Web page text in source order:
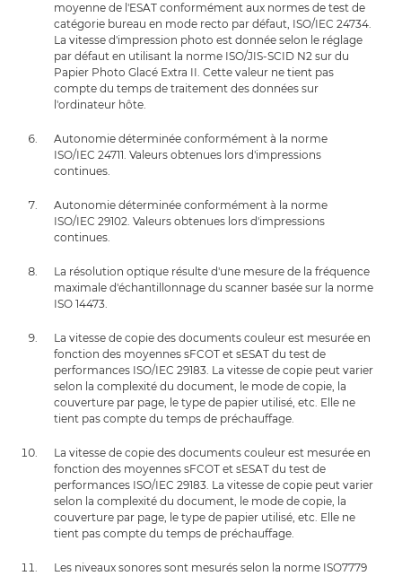
moyenne de l'ESAT conformément aux normes de test de
catégorie bureau en mode recto par défaut, ISO/IEC 24734.
La vitesse d'impression photo est donnée selon le réglage
par défaut en utilisant la norme ISO/JIS-SCID N2 sur du
Papier Photo Glacé Extra II. Cette valeur ne tient pas
compte du temps de traitement des données sur
l'ordinateur hôte.
Autonomie déterminée conformément à la norme
ISO/IEC 24711. Valeurs obtenues lors d'impressions
continues.
Autonomie déterminée conformément à la norme
ISO/IEC 29102. Valeurs obtenues lors d'impressions
continues.
La résolution optique résulte d'une mesure de la fréquence
maximale d'échantillonnage du scanner basée sur la norme
ISO 14473.
La vitesse de copie des documents couleur est mesurée en
fonction des moyennes sFCOT et sESAT du test de
performances ISO/IEC 29183. La vitesse de copie peut varier
selon la complexité du document, le mode de copie, la
couverture par page, le type de papier utilisé, etc. Elle ne
tient pas compte du temps de préchauffage.
La vitesse de copie des documents couleur est mesurée en
fonction des moyennes sFCOT et sESAT du test de
performances ISO/IEC 29183. La vitesse de copie peut varier
selon la complexité du document, le mode de copie, la
couverture par page, le type de papier utilisé, etc. Elle ne
tient pas compte du temps de préchauffage.
Les niveaux sonores sont mesurés selon la norme ISO7779